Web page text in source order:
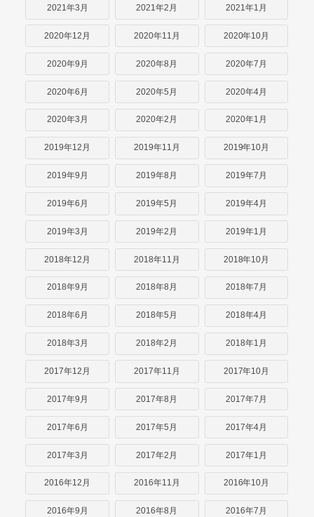
2021年3月 2021年2月 2021年1月
2020年12月 2020年11月 2020年10月
2020年9月 2020年8月 2020年7月
2020年6月 2020年5月 2020年4月
2020年3月 2020年2月 2020年1月
2019年12月 2019年11月 2019年10月
2019年9月 2019年8月 2019年7月
2019年6月 2019年5月 2019年4月
2019年3月 2019年2月 2019年1月
2018年12月 2018年11月 2018年10月
2018年9月 2018年8月 2018年7月
2018年6月 2018年5月 2018年4月
2018年3月 2018年2月 2018年1月
2017年12月 2017年11月 2017年10月
2017年9月 2017年8月 2017年7月
2017年6月 2017年5月 2017年4月
2017年3月 2017年2月 2017年1月
2016年12月 2016年11月 2016年10月
2016年9月 2016年8月 2016年7月